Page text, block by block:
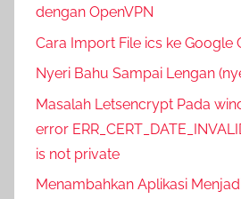
dengan OpenVPN
Cara Import File ics ke Google
Nyeri Bahu Sampai Lengan
Masalah Letsencrypt Pada
error
is not private
Menambahkan Aplikasi